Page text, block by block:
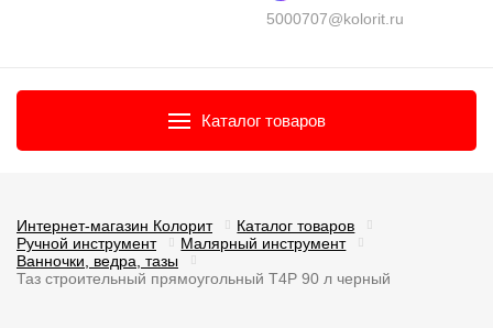
5000707@kolorit.ru
Каталог товаров
Интернет-магазин Колорит
Каталог товаров
Ручной инструмент
Малярный инструмент
Ванночки, ведра, тазы
Таз строительный прямоугольный T4P 90 л черный